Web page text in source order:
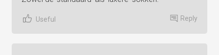
Useful Reply